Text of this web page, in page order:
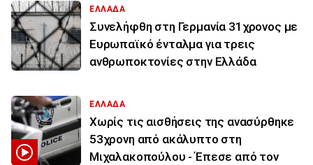
ΕΛΛΑΔΑ
Συνελήφθη στη Γερμανία 31χρονος με
Ευρωπαϊκό ένταλμα για τρεις
ανθρωποκτονίες στην Ελλάδα
ΕΛΛΑΔΑ
Χωρίς τις αισθήσεις της ανασύρθηκε
53χρονη από ακάλυπτο στη
Μιχαλακοπούλου - Έπεσε από τον